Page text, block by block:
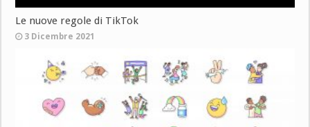
Le nuove regole di TikTok
3 Dicembre 2021